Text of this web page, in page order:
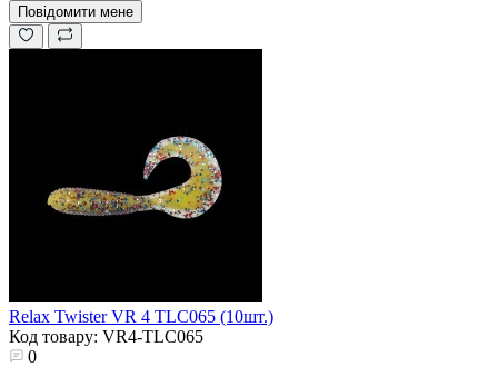
Повідомити мене
Relax Twister VR 4 TLC065 (10шт.)
Код товару: VR4-TLC065
0